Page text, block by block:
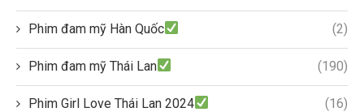
Phim đam mỹ Hàn Quốc (2)
Phim đam mỹ Thái Lan (190)
Phim Girl Love Thái Lan 2024 (16)